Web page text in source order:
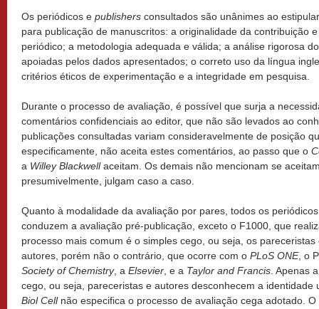
Os periódicos e publishers consultados são unânimes ao
para publicação de manuscritos: a originalidade da contribuição
periódico; a metodologia adequada e válida; a análise rigorosa
apoiadas pelos dados apresentados; o correto uso da língua
critérios éticos de experimentação e a integridade em pesquisa.
Durante o processo de avaliação, é possível que surja a
comentários confidenciais ao editor, que não são levados ao
publicações consultadas variam consideravelmente de posição
especificamente, não aceita estes comentários, ao passo que o
a Willey Blackwellaceitam. Os demais não mencionam se
presumivelmente, julgam caso a caso.
Quanto à modalidade da avaliação por pares, todos os
conduzem a avaliação pré-publicação, exceto o F1000, que
processo mais comum é o simples cego, ou seja, os
autores, porém não o contrário, que ocorre com o PLoS ONE, o
Society of Chemistry, a Elsevier , e a Taylor and Francis . Apenas
cego, ou seja, pareceristas e autores desconhecem a
Biol Cellnão especifica o processo de avaliação cega adotado.